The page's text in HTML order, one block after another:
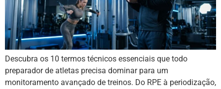
Descubra os 10 termos técnicos essenciais que todo
preparador de atletas precisa dominar para um
monitoramento avançado de treinos. Do RPE à periodização,